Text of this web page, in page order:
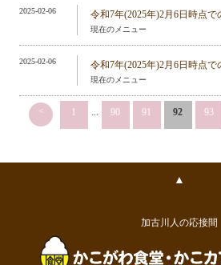
2025-02-06 令和7年(2025年)2月6日時点で
現在のメニュー
2025-02-06 令和7年(2025年)2月6日時点で
現在のメニュー
< 1 ... 90 91 92 93
▲
加古川人の応接間